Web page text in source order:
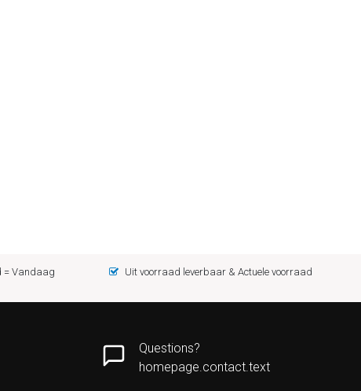
= Vandaag
Uit voorraad leverbaar & Actuele voorraad
Questions?
homepage.contact.text